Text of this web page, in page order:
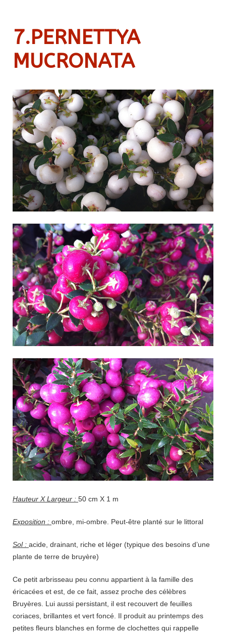
7.PERNETTYA
MUCRONATA
Hauteur X Largeur : 50 cm X 1 m
Exposition : ombre, mi-ombre. Peut-être planté sur le littoral
Sol : acide, drainant, riche et léger (typique des besoins d’une
plante de terre de bruyère)
Ce petit arbrisseau peu connu appartient à la famille des
éricacées et est, de ce fait, assez proche des célèbres
Bruyères. Lui aussi persistant, il est recouvert de feuilles
coriaces, brillantes et vert foncé. Il produit au printemps des
petites fleurs blanches en forme de clochettes qui rappelle